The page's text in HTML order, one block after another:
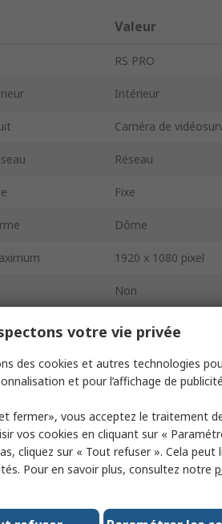
Valeur
RS PRO
Intérieur
Caméra de
Réseau
Fixe
Dôme
1920 x 1080 pixel
Non
2.07MP
Non
Oui
audio Oui
12V c.c.
Non
votre vie privée
des cookies et autres technologies
et pour l’affichage de
fermer», vous acceptez le traitement
vos cookies en cliquant sur «
cliquez sur « Tout refuser ». Cela peut
Pour en savoir plus, consultez notre